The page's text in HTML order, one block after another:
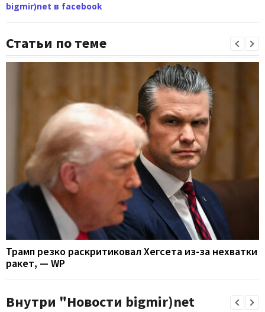
bigmir)net в facebook
Статьи по теме
Трамп резко раскритиковал Хегсета из-за нехватки
ракет, — WP
Внутри "Новости bigmir)net